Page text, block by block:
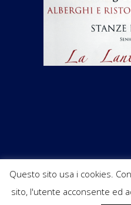
Questo sito usa i cookies.
sito, l'utente acconsente ed